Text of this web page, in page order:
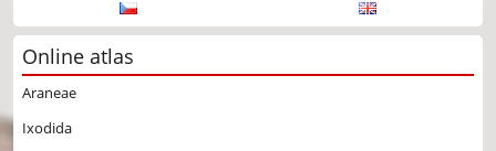
Online atlas
Araneae
Ixodida